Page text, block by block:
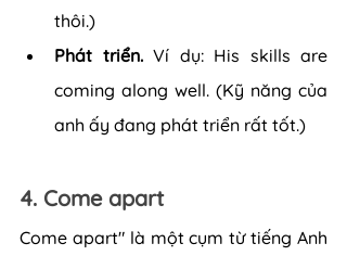
thôi.)
Phát triển. Ví dụ: His skills are
coming along well. (Kỹ năng của
anh ấy đang phát triển rất tốt.)
4. Come apart
Come apart" là một cụm từ tiếng Anh